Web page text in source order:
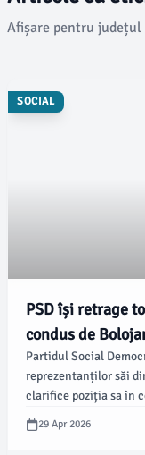
Afișare pentru județul
SOCIAL
PSD își retrage
condus de
Partidul Social
reprezentanților săi
clarifice poziția sa în
demisii au fost
prefecți și subprefecți
29 Apr 2026